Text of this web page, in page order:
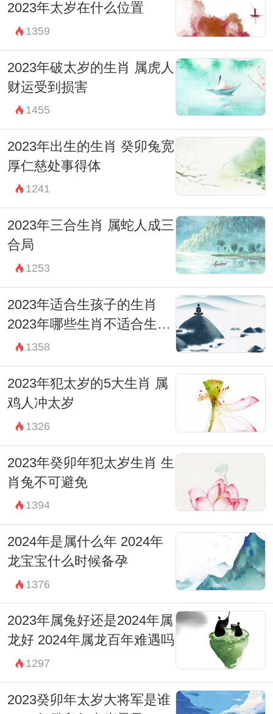
2023年太岁在什么位置
1359
2023年破太岁的生肖 属虎人
财运受到损害
1455
2023年出生的生肖 癸卯兔宽
厚仁慈处事得体
1241
2023年三合生肖 属蛇人成三
合局
1253
2023年适合生孩子的生肖
2023年哪些生肖不适合生孩
子 1358
2023年犯太岁的5大生肖 属
鸡人冲太岁
1326
2023年癸卯年犯太岁生肖 生
肖兔不可避免
1394
2024年是属什么年 2024年
龙宝宝什么时候备孕
1376
2023年属兔好还是2024年属
龙好 2024年属龙百年难遇吗
1297
2023癸卯年太岁大将军是谁